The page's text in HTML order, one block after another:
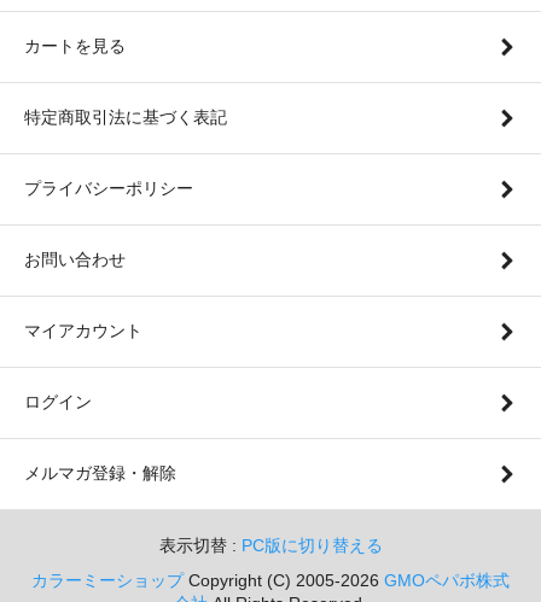
カートを見る
特定商取引法に基づく表記
プライバシーポリシー
お問い合わせ
マイアカウント
ログイン
メルマガ登録・解除
表示切替 : PC版に切り替える
カラーミーショップCopyright (C) 2005-2026 GMOペパボ株式